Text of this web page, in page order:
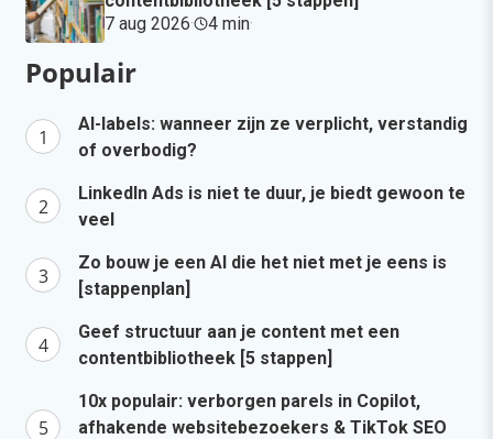
7 aug 2026· 4 min·
Populair
AI-labels: wanneer zijn ze verplicht, verstandig
of overbodig?
LinkedIn Ads is niet te duur, je biedt gewoon te
veel
Zo bouw je een AI die het niet met je eens is
[stappenplan]
Geef structuur aan je content met een
contentbibliotheek [5 stappen]
10x populair: verborgen parels in Copilot,
afhakende websitebezoekers & TikTok SEO